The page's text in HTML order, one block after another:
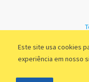
Este site usa cookies
experiência em nosso
©2011 - 2026, GetNinjas